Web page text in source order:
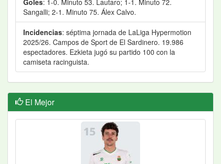
Goles: 1-0. Minuto 53. Lautaro; 1-1. Minuto 72.
Sangalli; 2-1. Minuto 75. Álex Calvo.
Incidencias: séptima jornada de LaLiga Hypermotion
2025/26. Campos de Sport de El Sardinero. 19.986
espectadores. Ezkieta jugó su partido 100 con la
camiseta racinguista.
El Mejor